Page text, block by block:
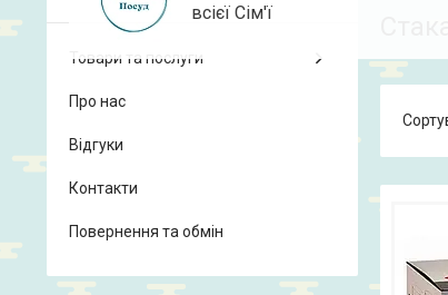
всієї Сім'ї
Товари та послуги
Про нас
Відгуки
Контакти
Повернення та обмін